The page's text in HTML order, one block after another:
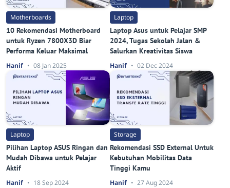
Motherboards
10 Rekomendasi Motherboard
untuk Ryzen 7800X3D Biar
Performa Keluar Maksimal
Hanif 08 Jan 2025
Laptop
Laptop Asus untuk Pelajar SMP
2024, Tugas Sekolah Jalan &
Salurkan Kreativitas Siswa
Hanif 02 Dec 2024
Laptop
Pilihan Laptop ASUS Ringan dan
Mudah Dibawa untuk Pelajar
Aktif
Hanif 18 Sep 2024
Storage
Rekomendasi SSD External Untuk
Kebutuhan Mobilitas Data
Tinggi Kamu
Hanif 27 Aug 2024